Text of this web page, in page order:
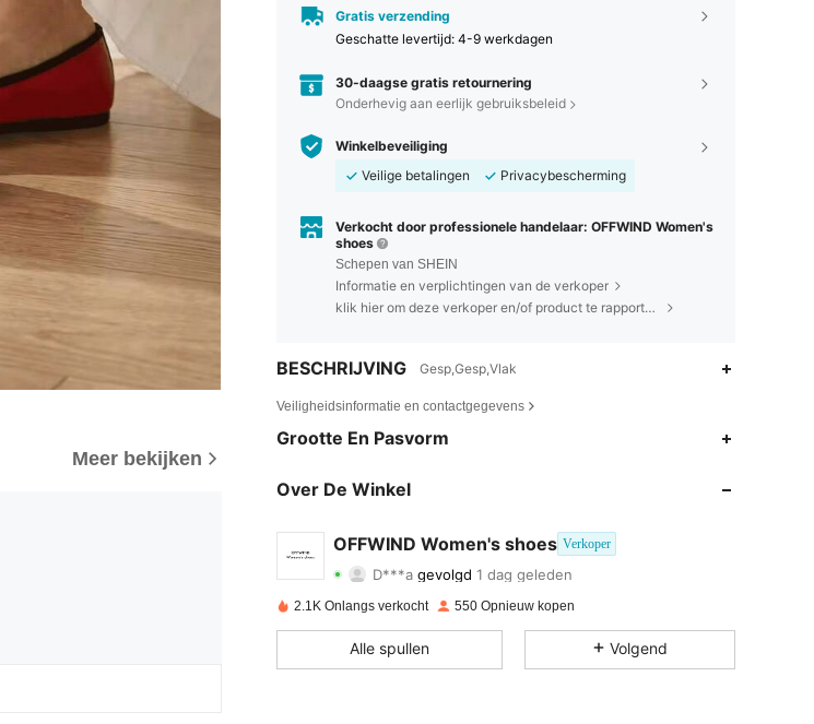
Meer bekijken
Gratis verzending
Geschatte levertijd: 4-9 werkdagen
30-daagse gratis retournering
Onderhevig aan eerlijk gebruiksbeleid
Winkelbeveiliging
Veilige betalingen
Privacybescherming
Verkocht door professionele handelaar: OFFWIND Women's
shoes
Schepen van SHEIN
Informatie en verplichtingen van de verkoper
klik hier om deze verkoper en/of product te rapporteren.
BESCHRIJVING Gesp,Gesp,Vlak
Veiligheidsinformatie en contactgegevens
Grootte En Pasvorm
Over De Winkel
OFFWIND Women's shoes Verkoper
1 dag geleden
4.88 Beoordeling 4 Artikelen 116
4.88 4 116
2.1K Onlangs verkocht 550 Opnieuw kopen
Alle spullen Volgend